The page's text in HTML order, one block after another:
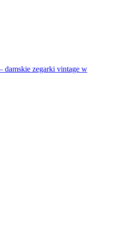
damskie zegarki vintage w